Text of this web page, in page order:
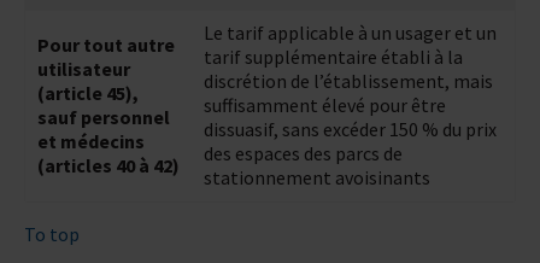
Pour tout autre
utilisateur
(article 45),
sauf personnel
et médecins
(articles 40 à 42)
Le tarif applicable à un usager et un
tarif supplémentaire établi à la
discrétion de l’établissement, mais
suffisamment élevé pour être
dissuasif, sans excéder 150 % du prix
des espaces des parcs de
stationnement avoisinants
To top